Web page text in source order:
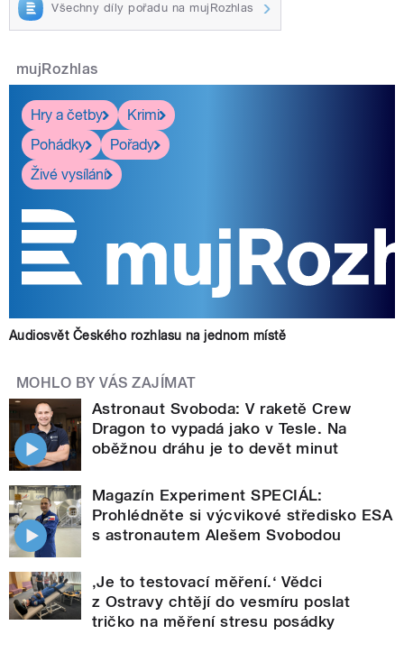
Všechny díly pořadu na mujRozhlas
mujRozhlas
Hry a četby
Krimi
Pohádky
Pořady
Živé vysílání
Audiosvět Českého rozhlasu na jednom místě
MOHLO BY VÁS ZAJÍMAT
Astronaut Svoboda: V raketě Crew
Dragon to vypadá jako v Tesle. Na
oběžnou dráhu je to devět minut
Magazín Experiment SPECIÁL:
Prohlédněte si výcvikové středisko ESA
s astronautem Alešem Svobodou
‚Je to testovací měření.‘ Vědci
z Ostravy chtějí do vesmíru poslat
tričko na měření stresu posádky